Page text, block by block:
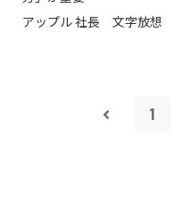
アップル 社長 文字放想
1